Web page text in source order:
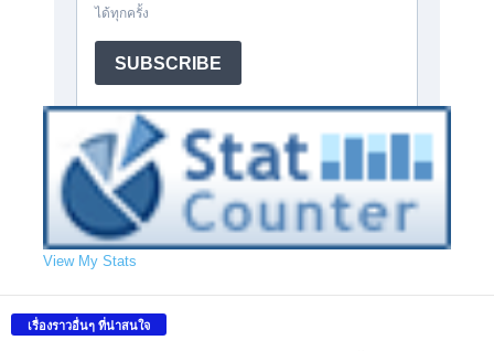
View My Stats
เรื่องราวอื่นๆ ที่น่าสนใจ